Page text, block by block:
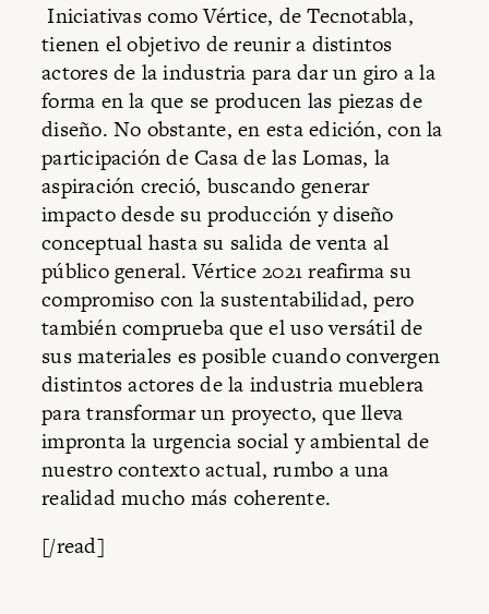
Iniciativas como Vértice, de Tecnotabla,
tienen el objetivo de reunir a distintos
actores de la industria para dar un giro a la
forma en la que se producen las piezas de
diseño. No obstante, en esta edición, con la
participación de Casa de las Lomas, la
aspiración creció, buscando generar
impacto desde su producción y diseño
conceptual hasta su salida de venta al
público general. Vértice 2021 reafirma su
compromiso con la sustentabilidad, pero
también comprueba que el uso versátil de
sus materiales es posible cuando convergen
distintos actores de la industria mueblera
para transformar un proyecto, que lleva
impronta la urgencia social y ambiental de
nuestro contexto actual, rumbo a una
realidad ­­mucho más coherente.
[/read]